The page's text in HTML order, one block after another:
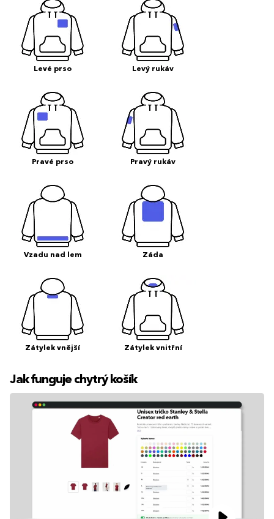
Levé prso Levý rukáv
Pravé prso Pravý rukáv
Vzadu nad lem Záda
Zátylek vnější Zátylek vnitřní
Jak funguje chytrý košík